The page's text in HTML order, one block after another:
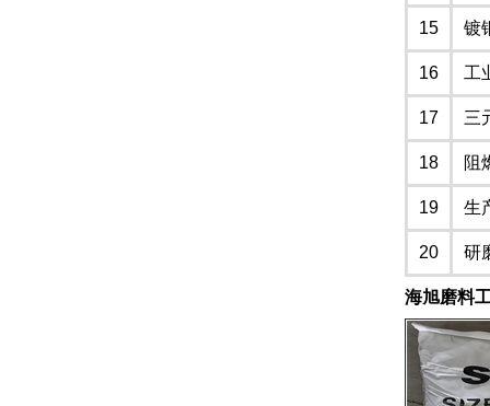
15 镀
16 工
17 三
18 阻
19 生
20 研
海旭磨料